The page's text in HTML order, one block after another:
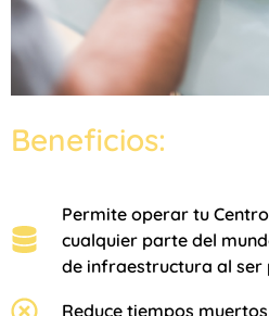
Beneficios:
Permite operar tu
cualquier parte del
de infraestructura al ser
Reduce tiempos